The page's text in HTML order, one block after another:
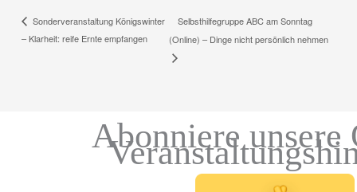
Sonderveranstaltung Königswinter
– Klarheit: reife Ernte empfangen
Selbsthilfegruppe ABC am Sonntag
(Online) – Dinge nicht persönlich nehmen
Abonniere unsere